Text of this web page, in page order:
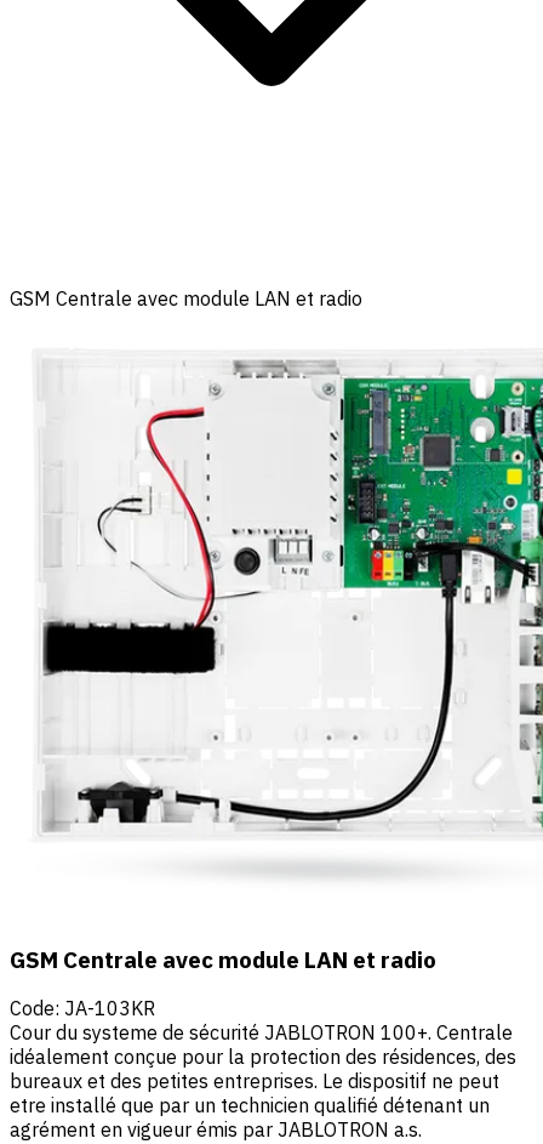
GSM Centrale avec module LAN et radio
GSM Centrale avec module LAN et radio
Code: JA-103KR
Cour du systeme de sécurité JABLOTRON 100+. Centrale
idéalement conçue pour la protection des résidences, des
bureaux et des petites entreprises. Le dispositif ne peut
etre installé que par un technicien qualifié détenant un
agrément en vigueur émis par JABLOTRON a.s.